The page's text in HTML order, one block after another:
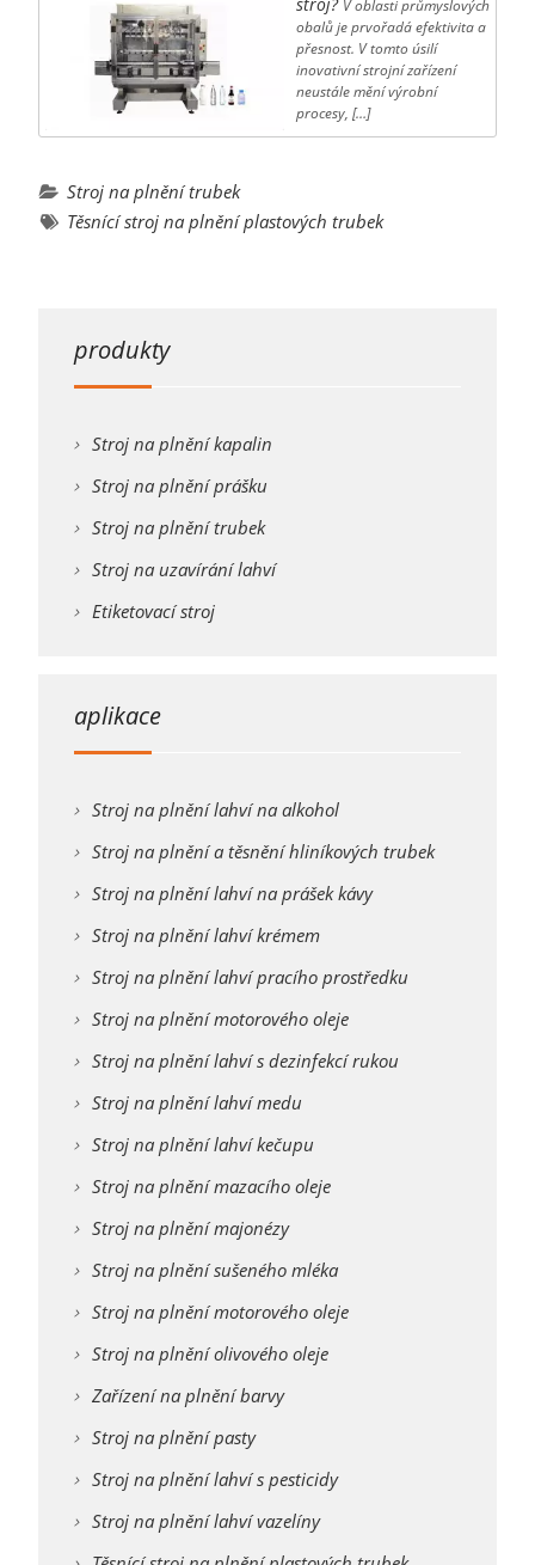
V oblasti průmyslových
obalů je prvořadá efektivita a
přesnost. V tomto úsilí
inovativní strojní zařízení
neustále mění výrobní
procesy, […]
Stroj na plnění trubek
Těsnící stroj na plnění plastových trubek
produkty
Stroj na plnění kapalin
Stroj na plnění prášku
Stroj na plnění trubek
Stroj na uzavírání lahví
Etiketovací stroj
aplikace
Stroj na plnění lahví na alkohol
Stroj na plnění a těsnění hliníkových trubek
Stroj na plnění lahví na prášek kávy
Stroj na plnění lahví krémem
Stroj na plnění lahví pracího prostředku
Stroj na plnění motorového oleje
Stroj na plnění lahví s dezinfekcí rukou
Stroj na plnění lahví medu
Stroj na plnění lahví kečupu
Stroj na plnění mazacího oleje
Stroj na plnění majonézy
Stroj na plnění sušeného mléka
Stroj na plnění motorového oleje
Stroj na plnění olivového oleje
Zařízení na plnění barvy
Stroj na plnění pasty
Stroj na plnění lahví s pesticidy
Stroj na plnění lahví vazelíny